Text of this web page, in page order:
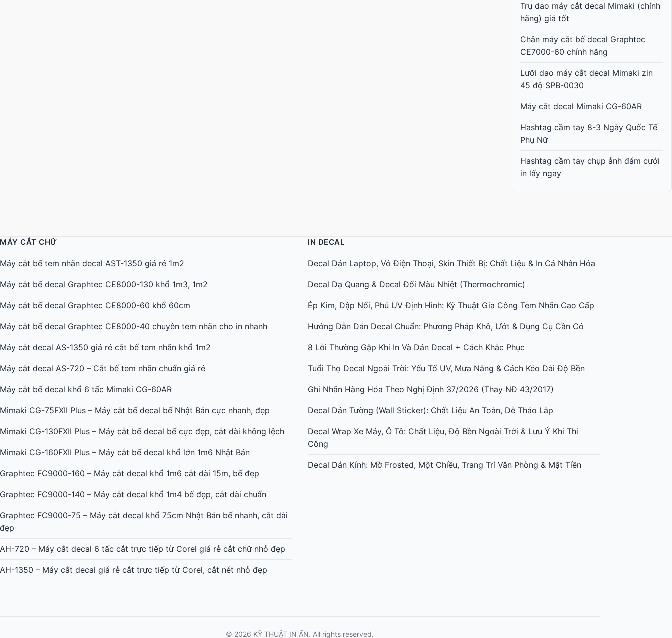
Trụ dao máy cắt decal Mimaki (chính
hãng) giá tốt
Chân máy cắt bế decal Graphtec
CE7000-60 chính hãng
Lưỡi dao máy cắt decal Mimaki zin
45 độ SPB-0030
Máy cắt decal Mimaki CG-60AR
Hashtag cầm tay 8-3 Ngày Quốc Tế
Phụ Nữ
Hashtag cầm tay chụp ảnh đám cưới
in lấy ngay
MÁY CẮT CHỮ
Máy cắt bế tem nhãn decal AST-1350 giá rẻ 1m2
Máy cắt bế decal Graphtec CE8000-130 khổ 1m3, 1m2
Máy cắt bế decal Graphtec CE8000-60 khổ 60cm
Máy cắt bế decal Graphtec CE8000-40 chuyên tem nhãn cho in nhanh
Máy cắt decal AS-1350 giá rẻ cắt bế tem nhãn khổ 1m2
Máy cắt decal AS-720 – Cắt bế tem nhãn chuẩn giá rẻ
Máy cắt bế decal khổ 6 tấc Mimaki CG-60AR
Mimaki CG-75FXII Plus – Máy cắt bế decal bế Nhật Bản cực nhanh, đẹp
Mimaki CG-130FXII Plus – Máy cắt bế decal bế cực đẹp, cắt dài không lệch
Mimaki CG-160FXII Plus – Máy cắt bế decal khổ lớn 1m6 Nhật Bản
Graphtec FC9000-160 – Máy cắt decal khổ 1m6 cắt dài 15m, bế đẹp
Graphtec FC9000-140 – Máy cắt decal khổ 1m4 bế đẹp, cắt dài chuẩn
Graphtec FC9000-75 – Máy cắt decal khổ 75cm Nhật Bản bế nhanh, cắt dài
đẹp
AH-720 – Máy cắt decal 6 tấc cắt trực tiếp từ Corel giá rẻ cắt chữ nhỏ đẹp
AH-1350 – Máy cắt decal giá rẻ cắt trực tiếp từ Corel, cắt nét nhỏ đẹp
IN DECAL
Decal Dán Laptop, Vỏ Điện Thoại, Skin Thiết Bị: Chất Liệu & In Cá Nhân Hóa
Decal Dạ Quang & Decal Đổi Màu Nhiệt (Thermochromic)
Ép Kim, Dập Nổi, Phủ UV Định Hình: Kỹ Thuật Gia Công Tem Nhãn Cao Cấp
Hướng Dẫn Dán Decal Chuẩn: Phương Pháp Khô, Ướt & Dụng Cụ Cần Có
8 Lỗi Thường Gặp Khi In Và Dán Decal + Cách Khắc Phục
Tuổi Thọ Decal Ngoài Trời: Yếu Tố UV, Mưa Nắng & Cách Kéo Dài Độ Bền
Ghi Nhãn Hàng Hóa Theo Nghị Định 37/2026 (Thay NĐ 43/2017)
Decal Dán Tường (Wall Sticker): Chất Liệu An Toàn, Dễ Tháo Lắp
Decal Wrap Xe Máy, Ô Tô: Chất Liệu, Độ Bền Ngoài Trời & Lưu Ý Khi Thi
Công
Decal Dán Kính: Mờ Frosted, Một Chiều, Trang Trí Văn Phòng & Mặt Tiền
© 2026 KỸ THUẬT IN ẤN. All rights reserved.